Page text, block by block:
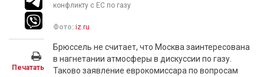
Печатать
конфликту с ЕС по газу
Фото: iz.ru
Брюссель не считает, что Москва заинтересована
в нагнетании атмосферы в дискуссии по газу.
Таково заявление еврокомиссара по вопросам